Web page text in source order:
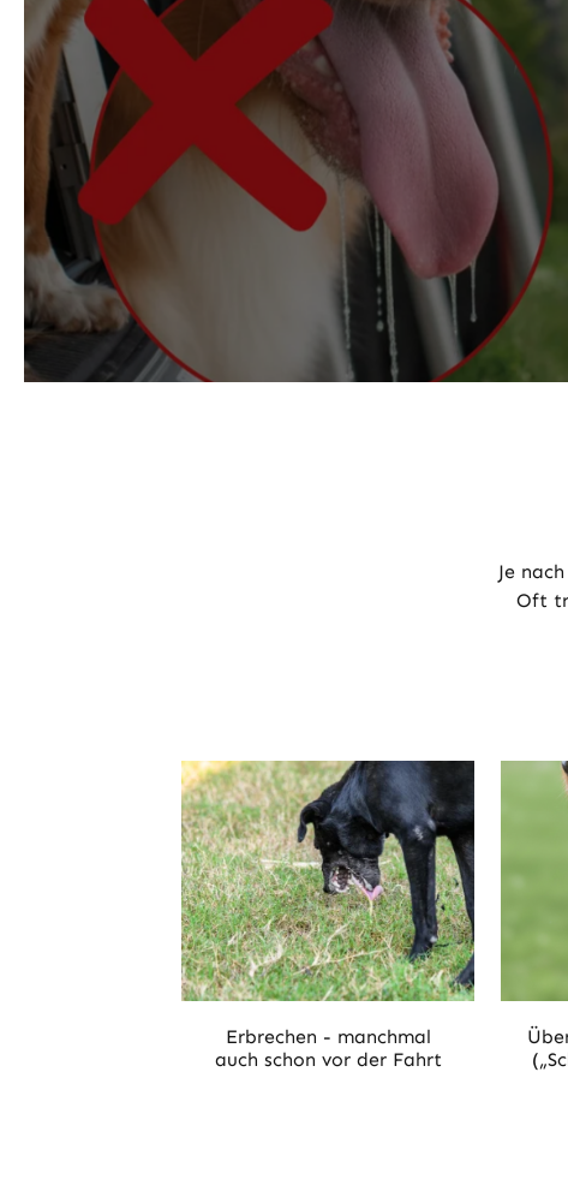
Je
Oft
Erbrechen - manchmal
auch schon vor der Fahrt